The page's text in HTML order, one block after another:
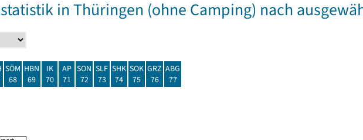
in Thüringen (ohne Camping) nach
SÖM
68
HBN
69
IK
70
AP
71
SON
72
SLF
73
SHK
74
SOK
75
GRZ
76
ABG
77